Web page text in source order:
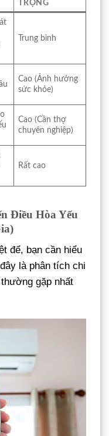
TRỌNG
Trung bình
Cao (Ảnh hưởng
sức khỏe)
Cao (Cần thợ
chuyên nghiệp)
Rất cao
Điều Hòa Yếu
để, bạn cần hiểu
là phân tích chi
gặp nhất